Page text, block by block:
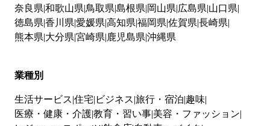
奈良県 和歌山県 鳥取県 島根県 岡山県 広島県 山口県
徳島県 香川県 愛媛県 高知県 福岡県 佐賀県 長崎県
熊本県 大分県 宮崎県 鹿児島県 沖縄県
業種別
生活サービス 住宅 ビジネス 旅行・宿泊 趣味
医療・健康・介護教育・習い事 美容・ファッション